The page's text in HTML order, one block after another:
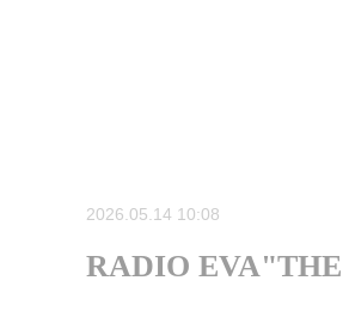
2026.05.14 10:08
RADIO EVA"THE